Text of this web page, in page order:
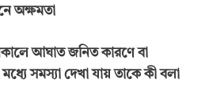
অক্ষমতা
আঘাত জনিত কারণে বা
সমস্যা দেখা যায় তাকে কী বলা